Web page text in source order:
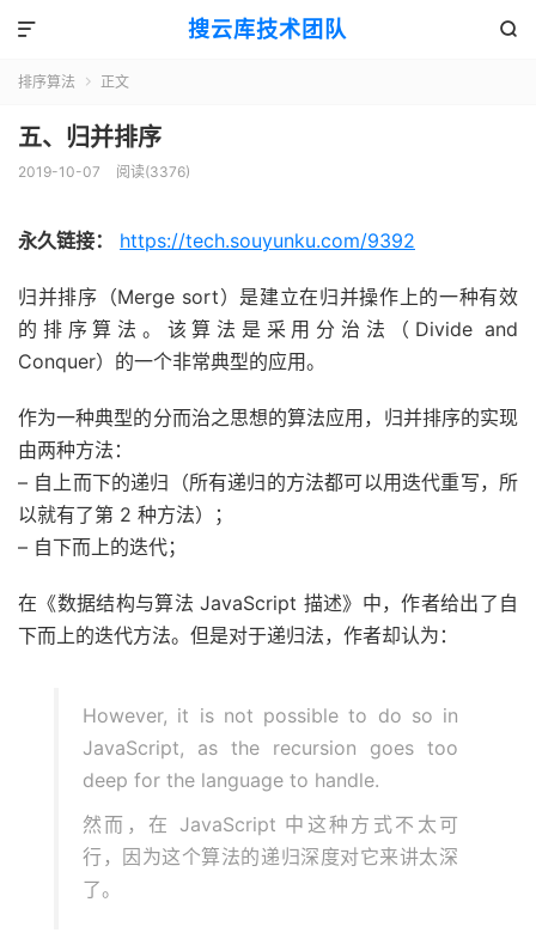
搜云库技术团队 

排序算法  正文
五、归并排序
2019-10-07 阅读(3376)
永久链接： https://tech.souyunku.com/9392
归并排序（Merge sort）是建立在归并操作上的一种有效
的排序算法。该算法是采用分治法（Divide and
Conquer）的一个非常典型的应用。
作为一种典型的分而治之思想的算法应用，归并排序的实现
由两种方法：
– 自上而下的递归（所有递归的方法都可以用迭代重写，所
以就有了第 2 种方法）；
– 自下而上的迭代；
在《数据结构与算法 JavaScript 描述》中，作者给出了自
下而上的迭代方法。但是对于递归法，作者却认为：
However, it is not possible to do so in
JavaScript, as the recursion goes too
deep for the language to handle.
然而，在 JavaScript 中这种方式不太可
行，因为这个算法的递归深度对它来讲太深
了。